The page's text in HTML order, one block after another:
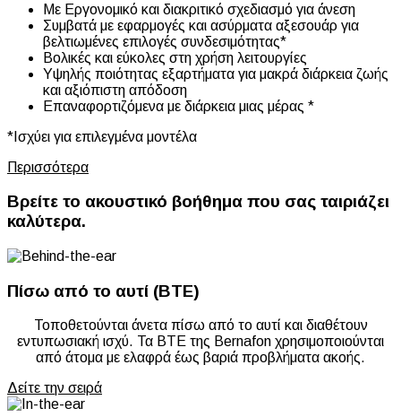
Με Εργονομικό και διακριτικό σχεδιασμό για άνεση
Συμβατά με εφαρμογές και ασύρματα αξεσουάρ για
βελτιωμένες επιλογές συνδεσιμότητας*
Βολικές και εύκολες στη χρήση λειτουργίες
Υψηλής ποιότητας εξαρτήματα για μακρά διάρκεια ζωής
και αξιόπιστη απόδοση
Επαναφορτιζόμενα με διάρκεια μιας μέρας *
*Ισχύει για επιλεγμένα μοντέλα
Περισσότερα
Βρείτε το ακουστικό βοήθημα που σας ταιριάζει
καλύτερα.
Πίσω από το αυτί (BTE)
Τοποθετούνται άνετα πίσω από το αυτί και διαθέτουν
εντυπωσιακή ισχύ. Τα BTE της Bernafon χρησιμοποιούνται
από άτομα με ελαφρά έως βαριά προβλήματα ακοής.
Δείτε την σειρά